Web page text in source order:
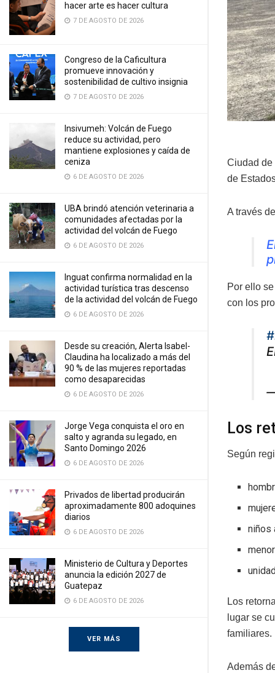
hacer arte es hacer cultura
7 DE AGOSTO DE 2026
Congreso de la Caficultura
promueve innovación y
sostenibilidad de cultivo insignia
7 DE AGOSTO DE 2026
Insivumeh: Volcán de Fuego
reduce su actividad, pero
mantiene explosiones y caída de
ceniza
6 DE AGOSTO DE 2026
UBA brindó atención veterinaria a
comunidades afectadas por la
actividad del volcán de Fuego
6 DE AGOSTO DE 2026
Inguat confirma normalidad en la
actividad turística tras descenso
de la actividad del volcán de Fuego
6 DE AGOSTO DE 2026
Desde su creación, Alerta Isabel-
Claudina ha localizado a más del
90 % de las mujeres reportadas
como desaparecidas
6 DE AGOSTO DE 2026
Jorge Vega conquista el oro en
salto y agranda su legado, en
Santo Domingo 2026
6 DE AGOSTO DE 2026
Privados de libertad producirán
aproximadamente 800 adoquines
diarios
6 DE AGOSTO DE 2026
Ministerio de Cultura y Deportes
anuncia la edición 2027 de
Guatepaz
6 DE AGOSTO DE 2026
VER MÁS
Ciudad de
de
A través
Por ello
con los
Los
Según
niños
Los
lugar se
familiares.
Además